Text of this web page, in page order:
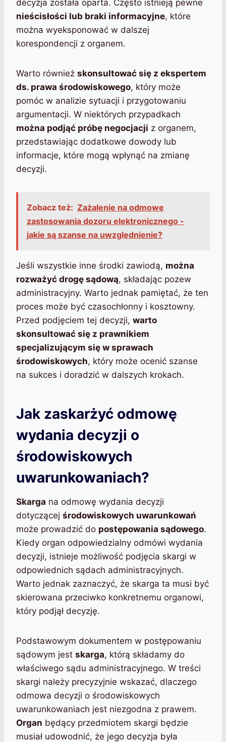
decyzja została oparta. Często istnieją pewne
nieścisłości lub braki informacyjne, które
można wyeksponować w dalszej
korespondencji z organem.
Warto również skonsultować się z ekspertem
ds. prawa środowiskowego, który może
pomóc w analizie sytuacji i przygotowaniu
argumentacji. W niektórych przypadkach
można podjąć próbę negocjacji z organem,
przedstawiając dodatkowe dowody lub
informacje, które mogą wpłynąć na zmianę
decyzji.
Zobacz też: Zażalenie na odmowę
zastosowania dozoru elektronicznego -
jakie są szanse na uwzględnienie?
Jeśli wszystkie inne środki zawiodą, można
rozważyć drogę sądową, składając pozew
administracyjny. Warto jednak pamiętać, że ten
proces może być czasochłonny i kosztowny.
Przed podjęciem tej decyzji, warto
skonsultować się z prawnikiem
specjalizującym się w sprawach
środowiskowych, który może ocenić szanse
na sukces i doradzić w dalszych krokach.
Jak zaskarżyć odmowę
wydania decyzji o
środowiskowych
uwarunkowaniach?
Skarga na odmowę wydania decyzji
dotyczącej środowiskowych uwarunkowań
może prowadzić do postępowania sądowego.
Kiedy organ odpowiedzialny odmówi wydania
decyzji, istnieje możliwość podjęcia skargi w
odpowiednich sądach administracyjnych.
Warto jednak zaznaczyć, że skarga ta musi być
skierowana przeciwko konkretnemu organowi,
który podjął decyzję.
Podstawowym dokumentem w postępowaniu
sądowym jest skarga, którą składamy do
właściwego sądu administracyjnego. W treści
skargi należy precyzyjnie wskazać, dlaczego
odmowa decyzji o środowiskowych
uwarunkowaniach jest niezgodna z prawem.
Organ będący przedmiotem skargi będzie
musiał udowodnić, że jego decyzja była